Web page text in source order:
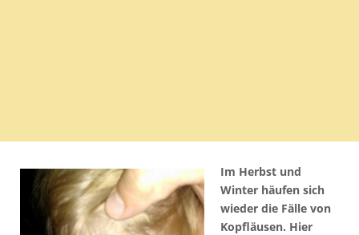
Im Herbst und
Winter häufen sich
wieder die Fälle von
Kopfläusen. Hier